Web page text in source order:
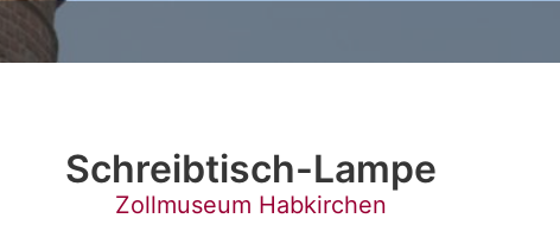
Schreibtisch-Lampe
Zollmuseum Habkirchen